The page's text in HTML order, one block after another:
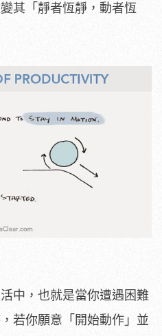
其「靜者恆靜，動者恆
中，也就是當你遭遇困難
若你願意「開始動作」並